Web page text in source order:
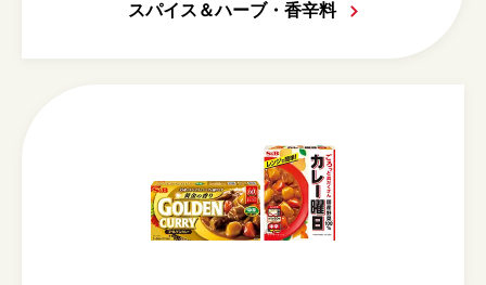
スパイス＆ハーブ・香辛料